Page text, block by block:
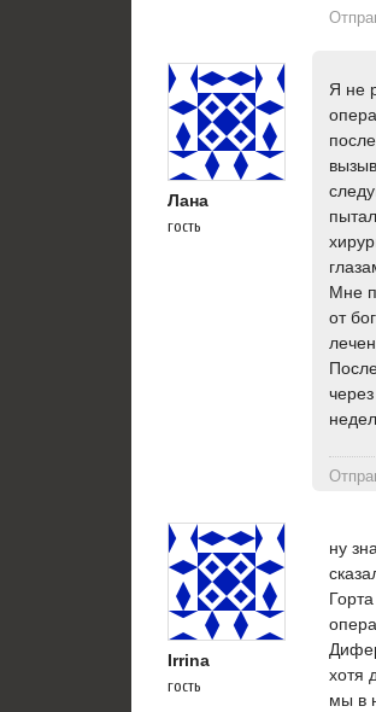
Лана
гость
Я не
Мне
от
Irrina
гость
ну
хотя
мы в